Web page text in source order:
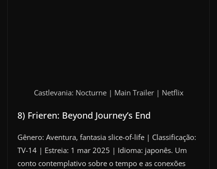
Castlevania: Nocturne | Main Trailer | Netflix
8) Frieren: Beyond Journey’s End
Gênero: Aventura, fantasia slice-of-life | Classificação:
TV-14 | Estreia: 1 mar 2025 | Idioma: japonês. Um
conto contemplativo sobre o tempo e as conexões